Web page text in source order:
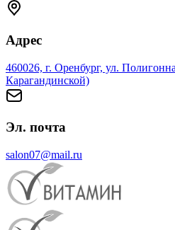
Адрес
460026, г. Оренбург, ул.
Карагандинской)
Эл. почта
salon07@mail.ru